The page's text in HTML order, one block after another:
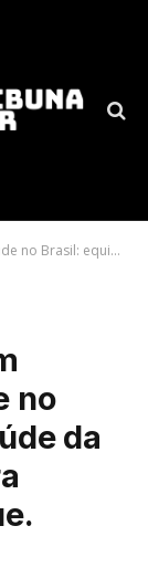
para médicos são destaque.
no
da